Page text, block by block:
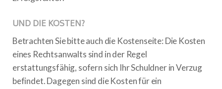
UND DIE KOSTEN?
Betrachten Sie bitte auch die Kostenseite: Die Kosten
eines Rechtsanwalts sind in der Regel
erstattungsfähig, sofern sich Ihr Schuldner in Verzug
befindet. Dagegen sind die Kosten für ein